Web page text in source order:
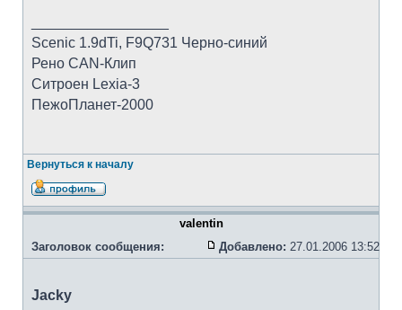
Scenic 1.9dTi, F9Q731 Черно-синий
Рено CAN-Клип
Ситроен Lexia-3
ПежоПланет-2000
Вернуться к началу
valentin
Заголовок сообщения:
Добавлено: 27.01.2006 13:52
Jacky